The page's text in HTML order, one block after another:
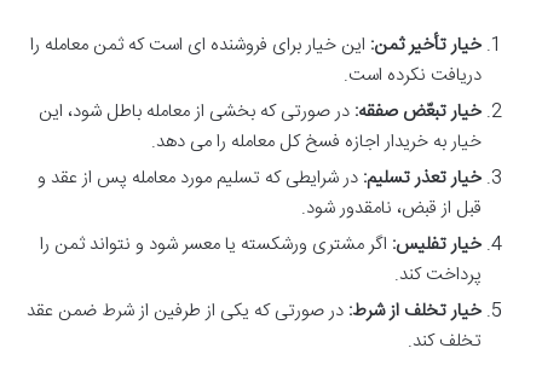
خیار تأخیر ثمن: این خیار برای فروشنده ای است که ثمن معامله را
دریافت نکرده است.
خیار تبعّض صفقه: در صورتی که بخشی از معامله باطل شود، این
خیار به خریدار اجازه فسخ کل معامله را می دهد.
خیار تعذر تسلیم: در شرایطی که تسلیم مورد معامله پس از عقد و
قبل از قبض، نامقدور شود.
خیار تفلیس: اگر مشتری ورشکسته یا معسر شود و نتواند ثمن را
پرداخت کند.
خیار تخلف از شرط: در صورتی که یکی از طرفین از شرط ضمن عقد
تخلف کند.